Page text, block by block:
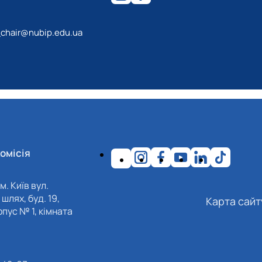
Київ вул.
шлях, буд. 19,
№ 1, кімната
Карта